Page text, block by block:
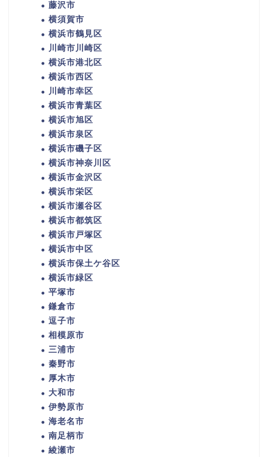
藤沢市
横須賀市
横浜市鶴見区
川崎市川崎区
横浜市港北区
横浜市西区
川崎市幸区
横浜市青葉区
横浜市旭区
横浜市泉区
横浜市磯子区
横浜市神奈川区
横浜市金沢区
横浜市栄区
横浜市瀬谷区
横浜市都筑区
横浜市戸塚区
横浜市中区
横浜市保土ケ谷区
横浜市緑区
平塚市
鎌倉市
逗子市
相模原市
三浦市
秦野市
厚木市
大和市
伊勢原市
海老名市
南足柄市
綾瀬市